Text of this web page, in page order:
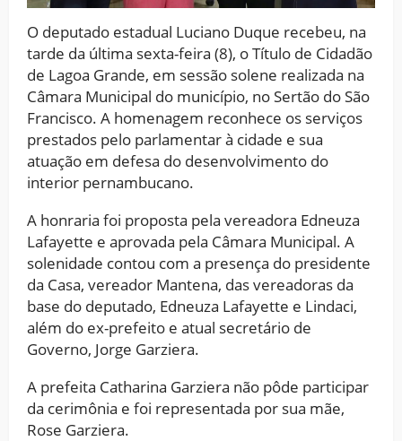
O deputado estadual Luciano Duque recebeu, na
tarde da última sexta-feira (8), o Título de Cidadão
de Lagoa Grande, em sessão solene realizada na
Câmara Municipal do município, no Sertão do São
Francisco. A homenagem reconhece os serviços
prestados pelo parlamentar à cidade e sua
atuação em defesa do desenvolvimento do
interior pernambucano.
A honraria foi proposta pela vereadora Edneuza
Lafayette e aprovada pela Câmara Municipal. A
solenidade contou com a presença do presidente
da Casa, vereador Mantena, das vereadoras da
base do deputado, Edneuza Lafayette e Lindaci,
além do ex-prefeito e atual secretário de
Governo, Jorge Garziera.
A prefeita Catharina Garziera não pôde participar
da cerimônia e foi representada por sua mãe,
Rose Garziera.